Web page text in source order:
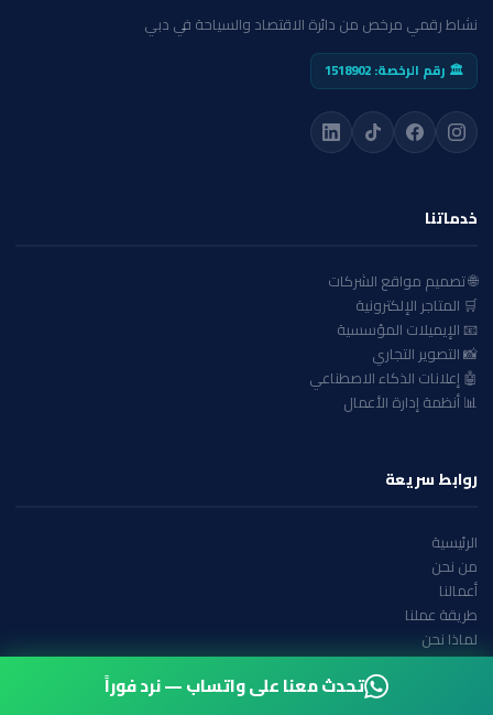
تحدث معنا على واتساب — نرد فوراً
نشاط رقمي مرخص من دائرة الاقتصاد والسياحة في دبي
🏛️ رقم الرخصة: 1518902
خدماتنا
🌐 تصميم مواقع الشركات
🛒 المتاجر الإلكترونية
📧 الإيميلات المؤسسية
📸 التصوير التجاري
🤖 إعلانات الذكاء الاصطناعي
📊 أنظمة إدارة الأعمال
روابط سريعة
الرئيسية
من نحن
أعمالنا
طريقة عملنا
لماذا نحن
الأسئلة الشائعة